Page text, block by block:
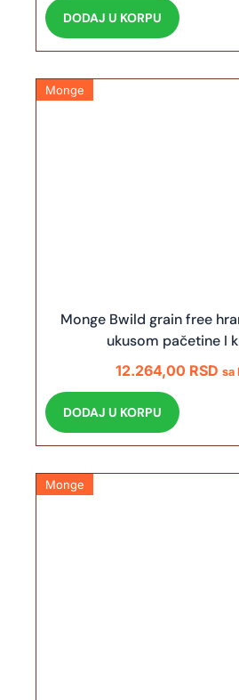
DODAJ U KORPU
Monge
Monge Bwild grain free
ukusom pačetine I
12.264,00 RSD sa
DODAJ U KORPU
Monge